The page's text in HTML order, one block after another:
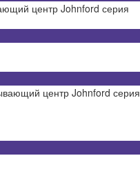
центр Johnford серия